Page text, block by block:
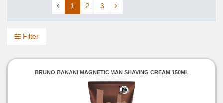
1 2 3
Filter
BRUNO BANANI MAGNETIC MAN SHAVING CREAM 150ML